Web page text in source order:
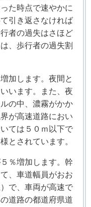
た時点で速やかに
引き返さなければ
者の過失はさほど
、歩行者の過失割
加します。夜間と
います。また、夜
の中、濃霧がかか
が高速道路におい
ては５０ｍ以下で
とされています。
％増加します。幹
、車道幅員がおお
で、車両が高速で
道路の都道府県道